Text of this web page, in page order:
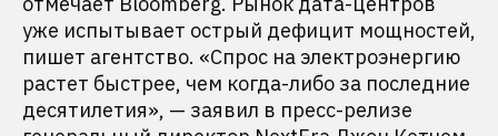
уже испытывает острый дефицит мощностей,
пишет агентство. «Спрос на электроэнергию
растет быстрее, чем когда-либо за последние
десятилетия», — заявил в пресс-релизе